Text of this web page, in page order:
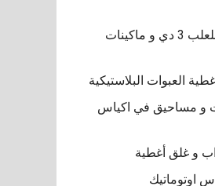
ماكينات التغليف بالسلوفان للعلب 3 دي و ماكينات
العبوات البلاستيكية
و مساحيق في اكياس
و غلق أغطية
اوتوماتيك